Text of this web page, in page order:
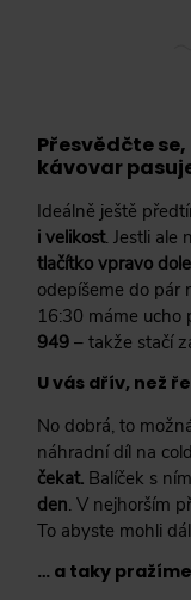
Přesvědčte
kávovar
Ideálně ještě
i velikost. Jestli ale
tlačítko vpravo dole
odepíšeme do pár
16:30 máme ucho
949 – takže stačí
U vás dřív, než
No dobrá, to
náhradní díl na
čekat. Balíček s
den. V nejhorším
To abyste mohli
… a taky